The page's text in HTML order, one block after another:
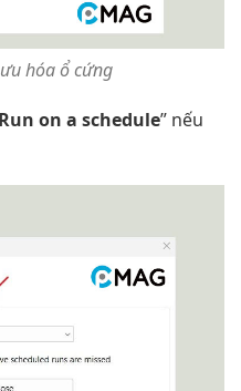
hóa ổ cứng
Run on a schedule” nếu